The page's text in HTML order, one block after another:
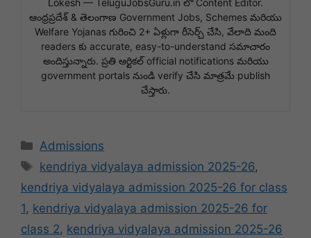
Lokesh — TeluguJobsGuru.in లో Content Editor.
ఆంధ్రప్రదేశ్ & తెలంగాణ Government Jobs, Schemes మరియు
Welfare Yojanas గురించి 2+ ఏళ్లుగా రీసెర్చ్ చేసి, వేలాది మంది
readers కు accurate, easy-to-understand సమాచారం
అందిస్తున్నారు. ప్రతి ఆర్టికల్ official notifications మరియు
government portals నుండి verify చేసి మాత్రమే publish
చేస్తారు.
Categories
Admissions
Tags
kendriya vidyalaya admission 2025-26,
kendriya vidyalaya admission 2025-26 for class
1, kendriya vidyalaya admission 2025-26 for
class 2, kendriya vidyalaya admission 2025-26